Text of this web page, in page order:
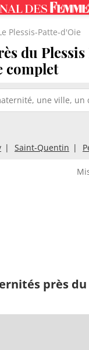
Plessis-Patte-d'Oie
du Plessis
complet
Saint-Quentin
près du